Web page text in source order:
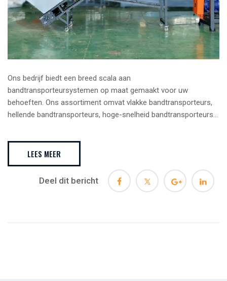
Ons bedrijf biedt een breed scala aan
bandtransporteursystemen op maat gemaakt voor uw
behoeften. Ons assortiment omvat vlakke bandtransporteurs,
hellende bandtransporteurs, hoge-snelheid bandtransporteurs...
LEES MEER
Deel dit bericht